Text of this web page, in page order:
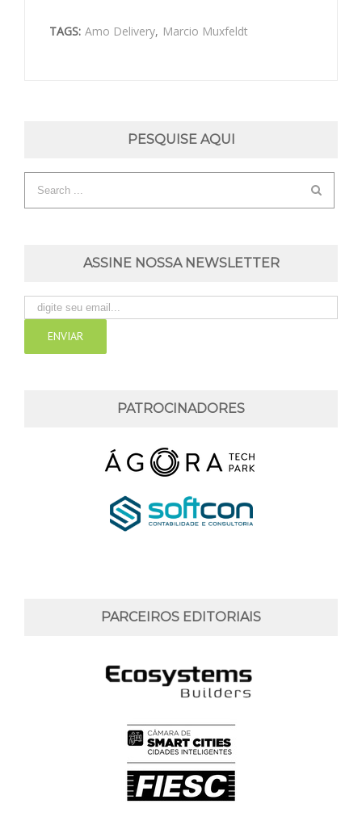
TAGS: Amo Delivery, Marcio Muxfeldt
PESQUISE AQUI
ASSINE NOSSA NEWSLETTER
PATROCINADORES
PARCEIROS EDITORIAIS